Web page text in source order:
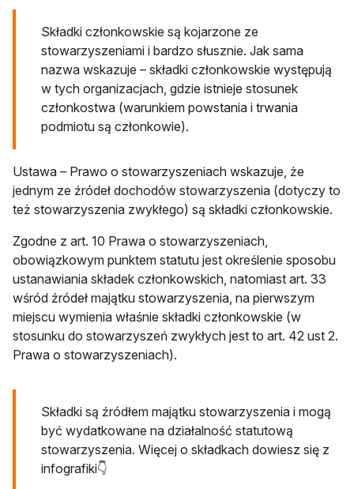
Składki członkowskie są kojarzone ze
stowarzyszeniami i bardzo słusznie. Jak sama
nazwa wskazuje – składki członkowskie występują
w tych organizacjach, gdzie istnieje stosunek
członkostwa (warunkiem powstania i trwania
podmiotu są członkowie).
Ustawa – Prawo o stowarzyszeniach wskazuje, że
jednym ze źródeł dochodów stowarzyszenia (dotyczy to
też stowarzyszenia zwykłego) są składki członkowskie.
Zgodne z art. 10 Prawa o stowarzyszeniach,
obowiązkowym punktem statutu jest określenie sposobu
ustanawiania składek członkowskich, natomiast art. 33
wśród źródeł majątku stowarzyszenia, na pierwszym
miejscu wymienia właśnie składki członkowskie (w
stosunku do stowarzyszeń zwykłych jest to art. 42 ust 2.
Prawa o stowarzyszeniach).
Składki są źródłem majątku stowarzyszenia i mogą
być wydatkowane na działalność statutową
stowarzyszenia. Więcej o składkach dowiesz się z
infografiki👇